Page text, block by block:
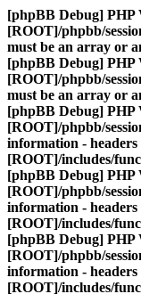
[phpBB Debug] PHP
[ROOT]/phpbb/
must be an array or
[phpBB Debug] PHP
[ROOT]/phpbb/
must be an array or
[phpBB Debug] PHP
[ROOT]/phpbb/
information -
[ROOT]/includes/
[phpBB Debug] PHP
[ROOT]/phpbb/
information -
[ROOT]/includes/
[phpBB Debug] PHP
[ROOT]/phpbb/
information -
[ROOT]/includes/